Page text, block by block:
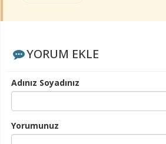
YORUM EKLE
Adınız Soyadınız
Yorumunuz